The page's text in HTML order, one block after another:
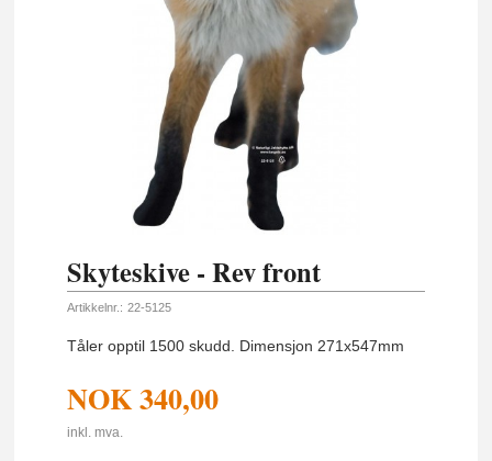
Skyteskive - Rev front
Artikkelnr.: 22-5125
Tåler opptil 1500 skudd. Dimensjon 271x547mm
NOK340,00
inkl. mva.